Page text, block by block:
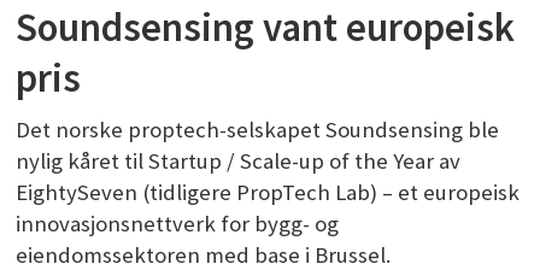
Soundsensing vant europeisk
pris
Det norske proptech-selskapet Soundsensing ble
nylig kåret til Startup / Scale-up of the Year av
EightySeven (tidligere PropTech Lab) – et europeisk
innovasjonsnettverk for bygg- og
eiendomssektoren med base i Brussel.